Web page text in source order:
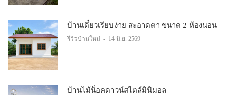
บ้านเดี๋ยวเรียบง่าย สะอาดตา ขนาด 2 ห้องนอน
รีวิวบ้านใหม่ - 14 มิ.ย. 2569
บ้านไม้น็อคดาวน์สไตล์มินิมอล